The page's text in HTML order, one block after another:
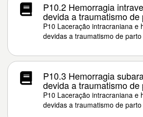
P10.2 Hemorragia
devida a traumatismo de
P10 Laceração intracraniana e
devidas a traumatismo de parto
P10.3 Hemorragia
devida a traumatismo de
P10 Laceração intracraniana e
devidas a traumatismo de parto